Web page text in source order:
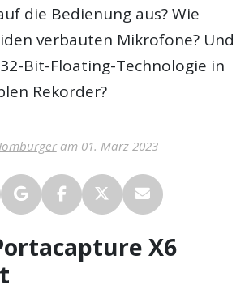
die Bedienung aus? Wie
verbauten Mikrofone? Und
Bit-Floating-Technologie in
Rekorder?
am 01. März 2023
X6